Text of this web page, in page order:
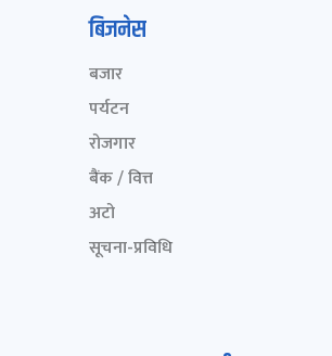
बिजनेस
बजार
पर्यटन
रोजगार
बैंक / वित्त
अटो
सूचना-प्रविधि